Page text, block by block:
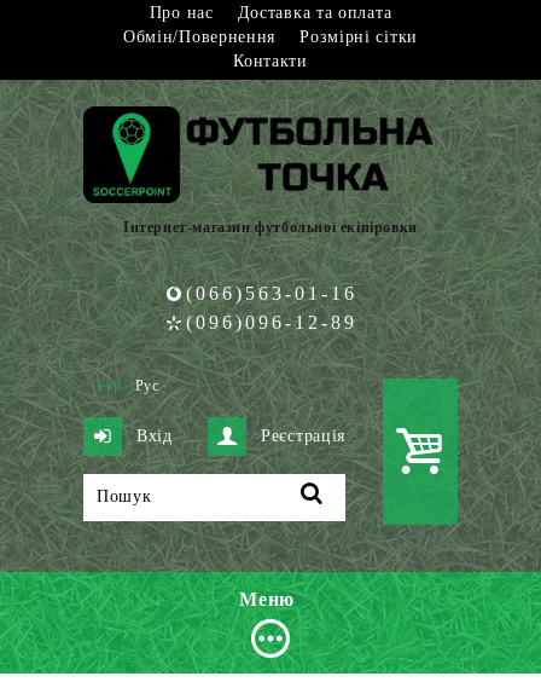
Про нас
Доставка та оплата
Обмін/Повернення
Розмірні сітки
Контакти
Інтернет-магазин футбольної екіпіровки
(066)563-01-16
(096)096-12-89
Укр Рус
Вхід Реєстрація
Меню